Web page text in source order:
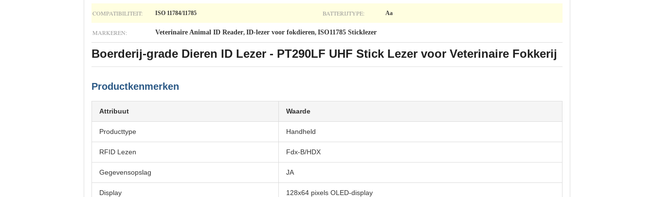
COMPATIBILITEIT: ISO 11784/11785 BATTERIJTYPE: Aa
MARKEREN: Veterinaire Animal ID Reader, ID-lezer voor fokdieren, ISO11785 Sticklezer
Boerderij-grade Dieren ID Lezer - PT290LF UHF Stick Lezer voor Veterinaire Fokkerij
Productkenmerken
Attribuut Waarde
Producttype Handheld
RFID Lezen Fdx-B/HDX
Gegevensopslag JA
Display 128x64 pixels OLED-display